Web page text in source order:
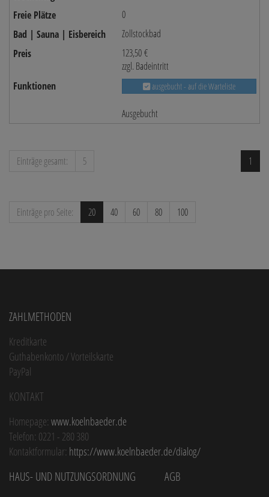
0
Zollstockbad
123,50 €
zzgl. Badeintritt
ausgebucht - auf die Warteliste
Ausgebucht
1
Einträge gesamt: 5
Einträge pro Seite: 20 40 60 80 100
Zahlmethoden
Kreditkarte
Guthabenkonto / Vorteilskarte
PayPal
Kontakt
Homepage: www.koelnbaeder.de
Telefon: 0221 - 280 380
Kontaktformular: https://www.koelnbaeder.de/dialog/
Haus- und Nutzungsordnung AGB